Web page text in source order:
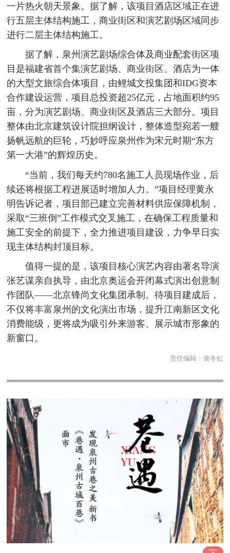
一片热火朝天景象。据了解，该项目酒店区域正在进
行五层主体结构施工，商业街区和演艺剧场区域同步
进行二层主体结构施工。
据了解，泉州演艺剧场综合体及商业配套街区项
目是福建省首个集演艺剧场、商业街区、酒店为一体
的大型文旅综合体项目，由鲤城文投集团和IDG资本
合作建设运营，项目总投资超25亿元，占地面积约95
亩，分为演艺剧场、商业街区及酒店三大部分。项目
整体由北京建筑设计院担纲设计，整体造型宛若一艘
扬帆远航的巨轮，巧妙呼应泉州作为宋元时期“东方
第一大港”的辉煌历史。
“当前，我们每天约780名施工人员现场作业，后
续还将根据工程进展适时增加人力。”项目经理黄永
明告诉记者，项目部已建立完善材料供应保障机制，
采取“三班倒”工作模式交叉施工，在确保工程质量和
施工安全的前提下，全力推进项目建设，力争早日实
现主体结构封顶目标。
值得一提的是，该项目核心演艺内容由著名导演
张艺谋亲自执导，由北京奥运会开闭幕式演出创意制
作团队——北京锋尚文化集团承制。待项目建成后，
不仅将丰富泉州的文化演出市场，提升江南新区文化
消费能级，更将成为吸引外来游客、展示城市形象的
新窗口。
责任编辑： 黄冬虹